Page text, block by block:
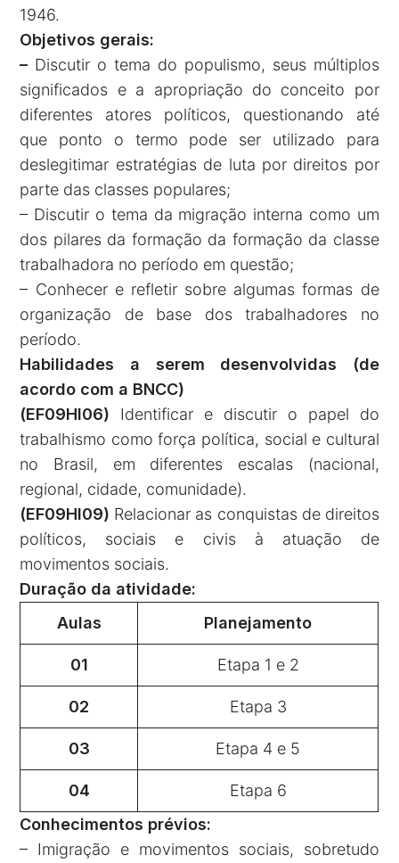
1946.
Objetivos gerais:
– Discutir o tema do populismo, seus múltiplos
significados e a apropriação do conceito por
diferentes atores políticos, questionando até
que ponto o termo pode ser utilizado para
deslegitimar estratégias de luta por direitos por
parte das classes populares;
– Discutir o tema da migração interna como um
dos pilares da formação da formação da classe
trabalhadora no período em questão;
– Conhecer e refletir sobre algumas formas de
organização de base dos trabalhadores no
período.
Habilidades a serem desenvolvidas (de
acordo com a BNCC)
(EF09HI06) Identificar e discutir o papel do
trabalhismo como força política, social e cultural
no Brasil, em diferentes escalas (nacional,
regional, cidade, comunidade).
(EF09HI09) Relacionar as conquistas de direitos
políticos, sociais e civis à atuação de
movimentos sociais.
Duração da atividade:
Aulas
Planejamento
01 Etapa 1 e 2
02 Etapa 3
03 Etapa 4 e 5
04
Etapa 6
Conhecimentos prévios:
– Imigração e movimentos sociais, sobretudo